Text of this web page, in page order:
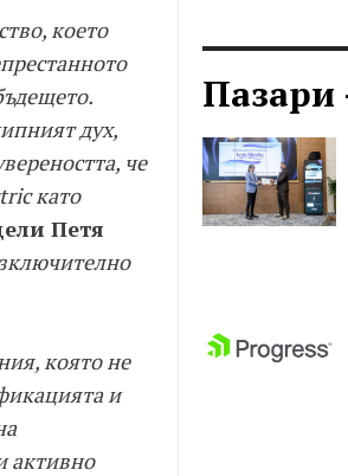
което
дух,
че
като
Петя
която не
и
активно
Пазари